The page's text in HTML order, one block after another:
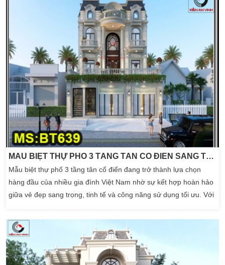
MẪU BIỆT THỰ PHỐ 3 TẦNG TÂN CỔ ĐIỂN SANG TRỌNG MÁI MANSARD
Mẫu biệt thự phố 3 tầng tân cổ điển đang trở thành lựa chọn
hàng đầu của nhiều gia đình Việt Nam nhờ sự kết hợp hoàn hảo
giữa vẻ đẹp sang trọng, tinh tế và công năng sử dụng tối ưu. Với
cùng không gian sống tiện nghi, đây là mẫu nhà lý tưởng dành
cho những gia chủ yêu […]